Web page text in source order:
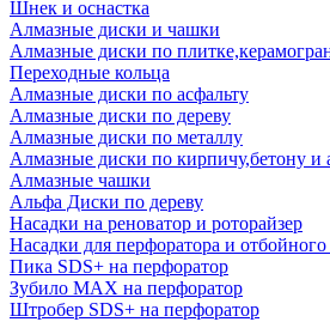
Шнек и оснастка
Алмазные диски и чашки
Алмазные диски по
Переходные кольца
Алмазные диски по асфальту
Алмазные диски по дереву
Алмазные диски по металлу
Алмазные диски по кирпичу,бетону и
Алмазные чашки
Альфа Диски по дереву
Насадки на реноватор и роторайзер
Насадки для перфоратора и отбойного
Пика SDS+ на перфоратор
Зубило MAX на перфоратор
Штробер SDS+ на перфоратор